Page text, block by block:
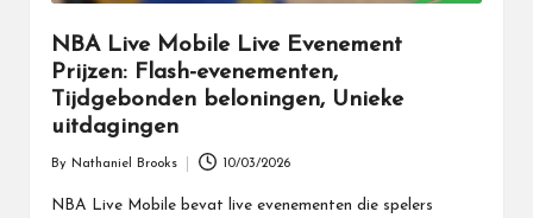
NBA Live Mobile Live Evenement
Prijzen: Flash-evenementen,
Tijdgebonden beloningen, Unieke
uitdagingen
by
By Nathaniel Brooks 10/03/2026
NBA Live Mobile bevat live evenementen die spelers